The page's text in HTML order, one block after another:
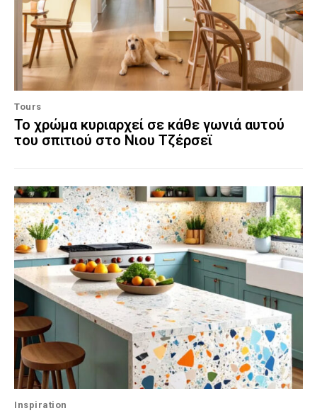
Tours
Το χρώμα κυριαρχεί σε κάθε γωνιά αυτού
του σπιτιού στο Νιου Τζέρσεϊ
Inspiration